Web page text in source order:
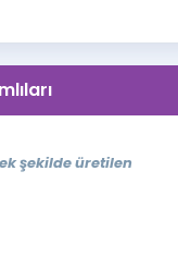
şekilde üretilen